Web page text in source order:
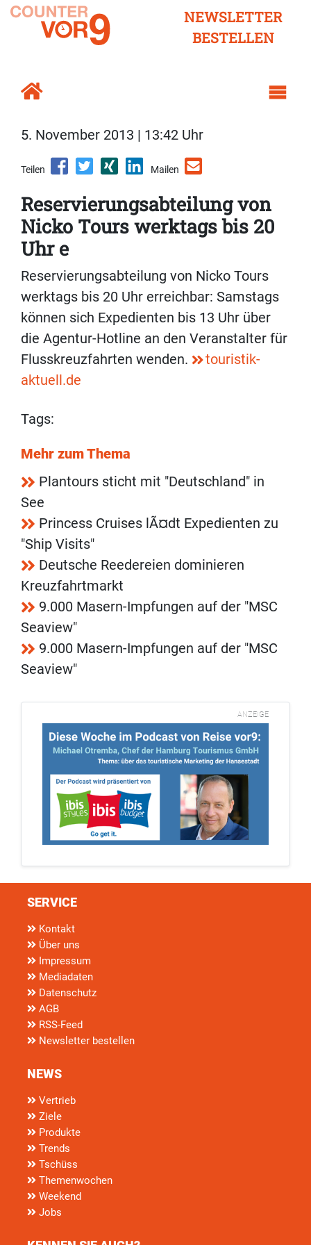
NEWSLETTER
BESTELLEN
5. November 2013 | 13:42 Uhr
Teilen Mailen
Reservierungsabteilung von
Nicko Tours werktags bis 20
Uhr e
Reservierungsabteilung von Nicko Tours
werktags bis 20 Uhr erreichbar: Samstags
können sich Expedienten bis 13 Uhr über
die Agentur-Hotline an den Veranstalter für
Flusskreuzfahrten wenden.
touristik-
aktuell.de
Tags:
Mehr zum Thema
Plantours sticht mit "Deutschland" in
See
Princess Cruises lÃ¤dt Expedienten zu
"Ship Visits"
Deutsche Reedereien dominieren
Kreuzfahrtmarkt
9.000 Masern-Impfungen auf der "MSC
Seaview"
9.000 Masern-Impfungen auf der "MSC
Seaview"
ANZEIGE
SERVICE
Kontakt
Über uns
Impressum
Mediadaten
Datenschutz
AGB
RSS-Feed
Newsletter bestellen
NEWS
Vertrieb
Ziele
Produkte
Trends
Tschüss
Themenwochen
Weekend
Jobs